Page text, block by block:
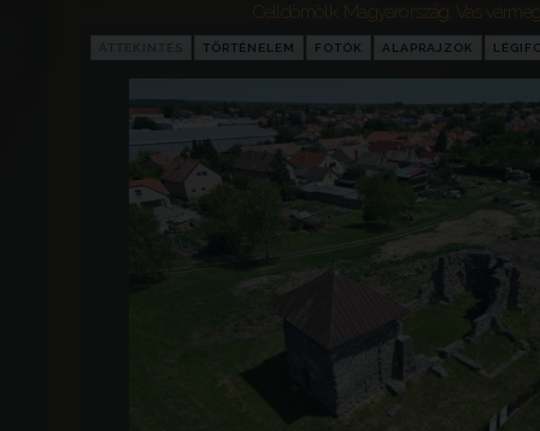
Celldömölk Magyarország Vas
TÖRTÉNELEM FOTÓK ALAPRAJZOK